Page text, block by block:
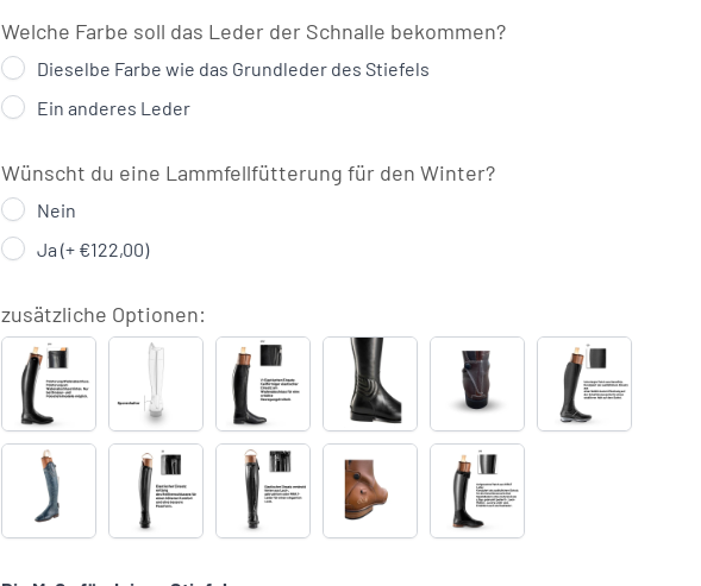
€29,00)
€29,00)
€29,00)
€29,00)
€29,00)
Welche Farbe soll das Leder der Schnalle bekommen?
Dieselbe Farbe wie das Grundleder des Stiefels
Ein anderes Leder
Wünscht du eine Lammfellfütterung für den Winter?
Nein
Ja (+ €122,00)
zusätzliche Optionen:
Q13
Kniekehlenpolster
€89,00)
Sporenhalter
€28,00)
V-
Elastikeinsatz
(+
€189,00)
Knöchelpolster
(+
€92,00)
Kontrastnähte
in
Wunschfarbe
Q9
Nano-
Grip
Einsatz
Gravur
auf
dem
Leder
Q8
Elastikeinsatz
Reißverschluss
Q7
verdeckter
Elastikeinsatz
am
Bestickung
(+
€55,00)
Patch-
Einsatz
innen
(+